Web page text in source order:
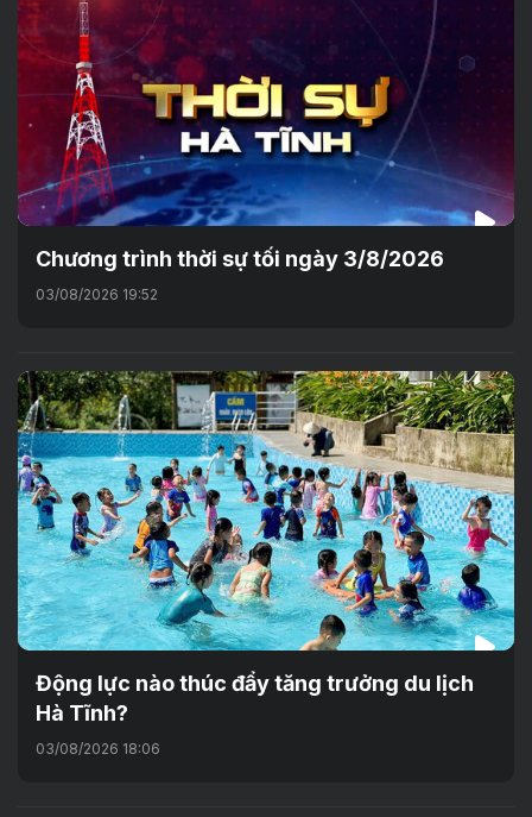
Chương trình thời sự tối ngày 3/8/2026
03/08/2026 19:52
Động lực nào thúc đẩy tăng trưởng du lịch
Hà Tĩnh?
03/08/2026 18:06